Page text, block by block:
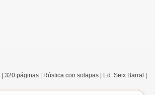
320 páginas | Rústica con solapas | Ed. Seix Barral |